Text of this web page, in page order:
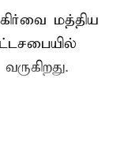
மத்திய